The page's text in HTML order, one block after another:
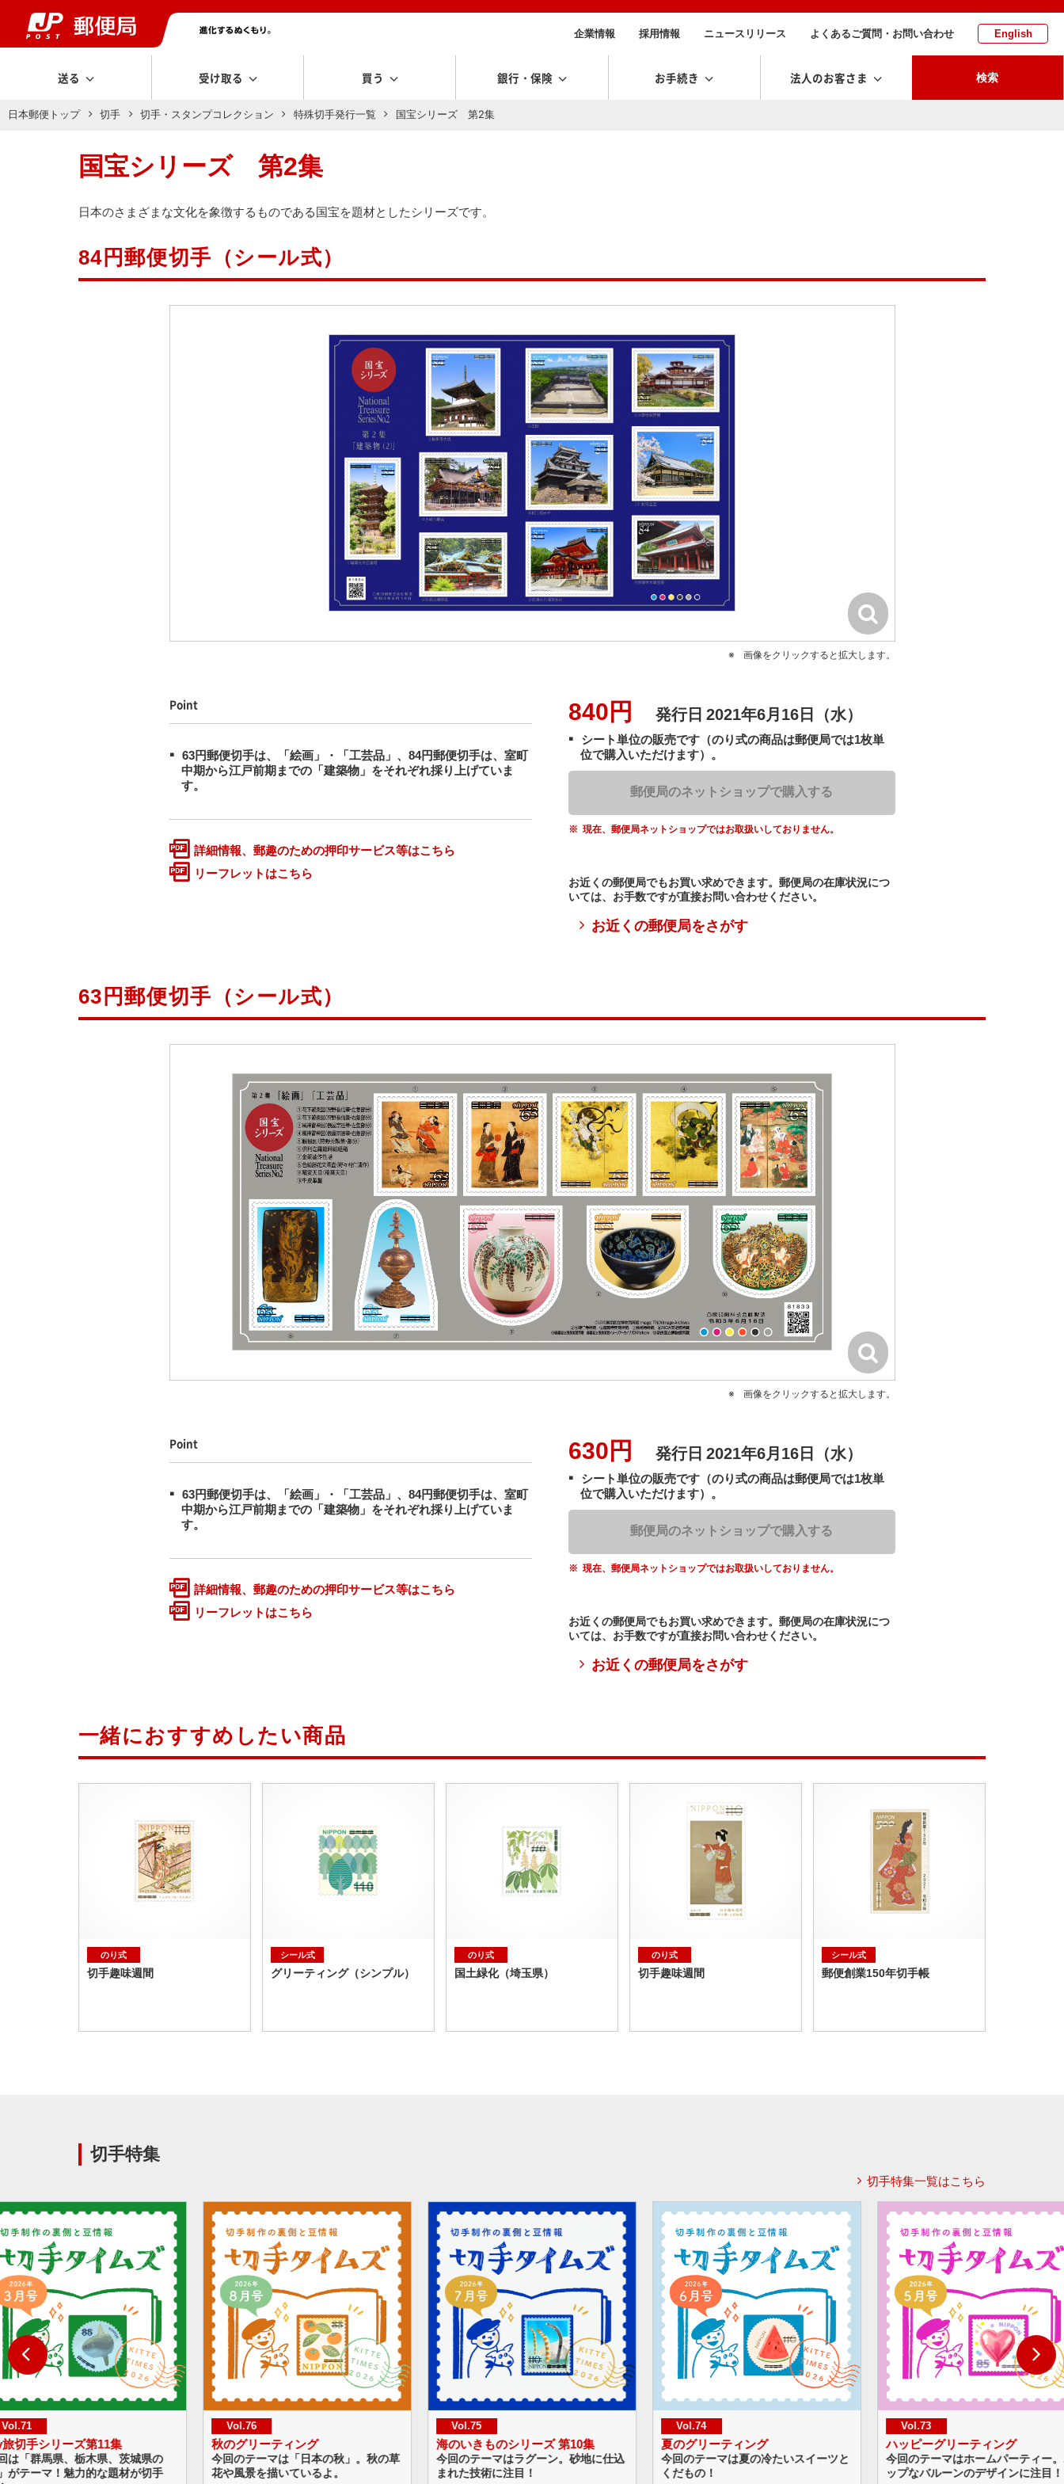
企業情報 採用情報 ニュースリリース よくあるご質問・お問い合わせ English
送る 受け取る 買う 銀行・保険 お手続き 法人のお客さま 検索
日本郵便トップ 切手 切手・スタンプコレクション 特殊切手発行一覧 国宝シリーズ 第2集
国宝シリーズ 第2集
日本のさまざまな文化を象徴するものである国宝を題材としたシリーズです。
84円郵便切手（シール式）
画像をクリックすると拡大します。
Point
63円郵便切手は、「絵画」・「工芸品」、84円郵便切手は、室町
中期から江戸前期までの「建築物」をそれぞれ採り上げていま
す。
詳細情報、郵趣のための押印サービス等はこちら
リーフレットはこちら
840円 発行日 2021年6月16日（水）
シート単位の販売です（のり式の商品は郵便局では1枚単
位で購入いただけます）。
郵便局のネットショップで購入する
現在、郵便局ネットショップではお取扱いしておりません。
お近くの郵便局でもお買い求めできます。郵便局の在庫状況につ
いては、お手数ですが直接お問い合わせください。
お近くの郵便局をさがす
63円郵便切手（シール式）
画像をクリックすると拡大します。
Point
63円郵便切手は、「絵画」・「工芸品」、84円郵便切手は、室町
中期から江戸前期までの「建築物」をそれぞれ採り上げていま
す。
詳細情報、郵趣のための押印サービス等はこちら
リーフレットはこちら
630円 発行日 2021年6月16日（水）
シート単位の販売です（のり式の商品は郵便局では1枚単
位で購入いただけます）。
郵便局のネットショップで購入する
現在、郵便局ネットショップではお取扱いしておりません。
お近くの郵便局でもお買い求めできます。郵便局の在庫状況につ
いては、お手数ですが直接お問い合わせください。
お近くの郵便局をさがす
一緒におすすめしたい商品
のり式
切手趣味週間
シール式
グリーティング（シンプル）
のり式
国土緑化（埼玉県）
のり式
切手趣味週間
シール式
郵便創業150年切手帳
切手特集
切手特集一覧はこちら
Vol.76
グリーティング
のテーマは「日本の秋」。秋の草
風景を描いているよ。
Vol.75
海のいきものシリーズ 第10集
今回のテーマはラグーン。砂地に仕込
まれた技術に注目！
Vol.74
夏のグリーティング
今回のテーマは夏の冷たいスイーツと
くだもの！
Vol.73
ハッピーグリーティング
今回のテーマはホームパーティー。ポ
ップなバルーンのデザインに注目！
Vol.72
世界獣医師会大会2026（東京大
たくさんの動物が描かれたデザイ
題材選びや作画の工夫をご紹介！